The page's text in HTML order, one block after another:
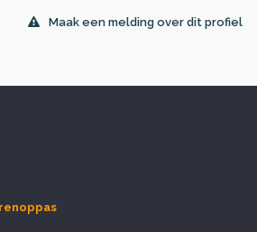
Maak een melding over dit profiel